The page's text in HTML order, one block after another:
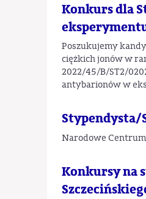
Konkurs dla
Poszukujemy
ciężkich jonów w
2022/45/B/ST2/
antybarionów w
Stypendysta/
Narodowe
Konkursy na